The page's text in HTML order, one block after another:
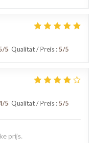
/5 Qualität / Preis :5/5
/5 Qualität / Preis :5/5
prijs.